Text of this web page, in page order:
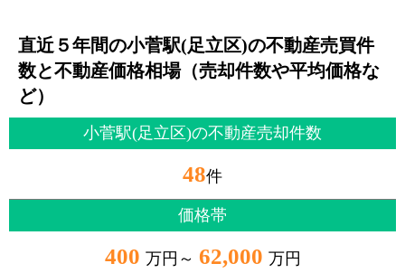
直近５年間の小菅駅(足立区)の不動産売買件
数と不動産価格相場（売却件数や平均価格な
ど）
小菅駅(足立区)の不動産売却件数
48件
価格帯
400 万円～ 62,000 万円